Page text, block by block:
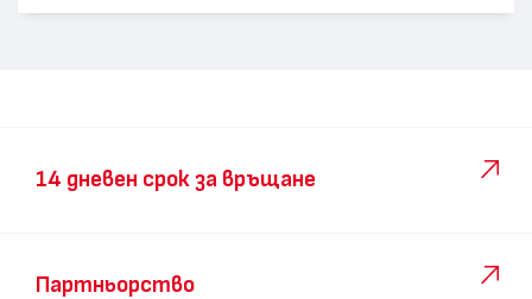
14 дневен срок за връщане
Партньорство